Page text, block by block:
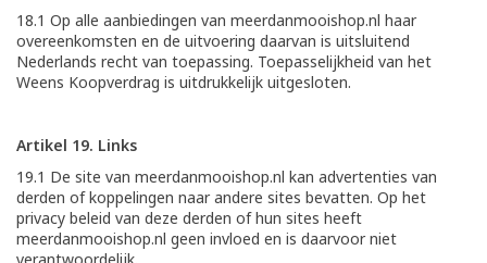
18.1 Op alle aanbiedingen van meerdanmooishop.nl haar
overeenkomsten en de uitvoering daarvan is uitsluitend
Nederlands recht van toepassing. Toepasselijkheid van het
Weens Koopverdrag is uitdrukkelijk uitgesloten.
Artikel 19. Links
19.1 De site van meerdanmooishop.nl kan advertenties van
derden of koppelingen naar andere sites bevatten. Op het
privacy beleid van deze derden of hun sites heeft
meerdanmooishop.nl geen invloed en is daarvoor niet